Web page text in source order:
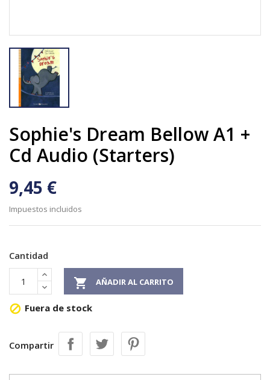
Sophie's Dream Bellow A1 +
Cd Audio (starters)
9,45 €
Impuestos incluidos
Cantidad
 AÑADIR AL CARRITO
 Fuera de stock
Compartir